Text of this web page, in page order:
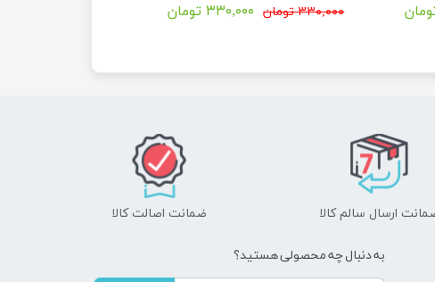
۳۳۰,۰۰۰ تومان ۳۳۰,۰۰۰ تومان
ارسال سالم کالا ضمانت اصالت کالا
به دنبال چه محصولی هستید؟